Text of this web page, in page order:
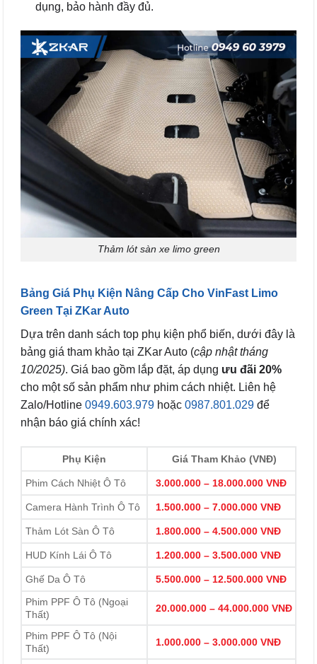
dụng, bảo hành đầy đủ.
Thảm lót sàn xe limo green
Bảng Giá Phụ Kiện Nâng Cấp Cho VinFast Limo
Green Tại ZKar Auto
Dựa trên danh sách top phụ kiện phổ biến, dưới đây là
bảng giá tham khảo tại ZKar Auto (cập nhật tháng
10/2025). Giá bao gồm lắp đặt, áp dụng ưu đãi 20%
cho một số sản phẩm như phim cách nhiệt. Liên hệ
Zalo/Hotline 0949.603.979 hoặc 0987.801.029 để
nhận báo giá chính xác!
Phụ Kiện Giá Tham Khảo (VNĐ)
Phim Cách Nhiệt Ô Tô 3.000.000 – 18.000.000 VNĐ
Camera Hành Trình Ô Tô 1.500.000 – 7.000.000 VNĐ
Thảm Lót Sàn Ô Tô 1.800.000 – 4.500.000 VNĐ
HUD Kính Lái Ô Tô 1.200.000 – 3.500.000 VNĐ
Ghế Da Ô Tô
5.500.000 – 12.500.000 VNĐ
Phim PPF Ô Tô (Ngoại
Thất)
20.000.000 – 44.000.000 VNĐ
Phim PPF Ô Tô (Nội
Thất)
1.000.000 – 3.000.000 VNĐ